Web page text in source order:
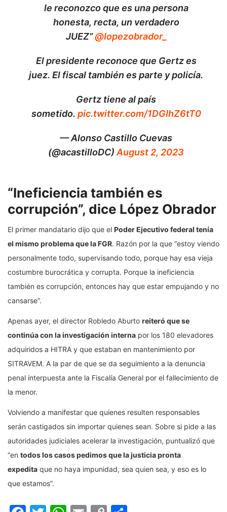
le reconozco que es una persona
honesta, recta, un verdadero
JUEZ”@lopezobrador_
El presidente reconoce que Gertz es
juez. El fiscal también es parte y policía.
Gertz tiene al país
sometido. pic.twitter.com/1DGIhZ6tT0
— Alonso Castillo Cuevas
(@acastilloDC)August 2, 2023
“Ineficiencia también es
corrupción”, dice López Obrador
El primer mandatario dijo que el Poder Ejecutivo federal tenía
el mismo problema que la FGR. Razón por la que “estoy viendo
personalmente todo, supervisando todo, porque hay esa vieja
costumbre burocrática y corrupta. Porque la ineficiencia
también es corrupción, entonces hay que estar empujando y no
cansarse”.
Apenas ayer, el director Robledo Aburto reiteró que se
continúa con la investigación interna por los 180 elevadores
adquiridos a HITRA y que estaban en mantenimiento por
SITRAVEM. A la par de que se da seguimiento a la denuncia
penal interpuesta ante la Fiscalía General por el fallecimiento de
la menor.
Volviendo a manifestar que quienes resulten responsables
serán castigados sin importar quienes sean. Sobre si pide a las
autoridades judiciales acelerar la investigación, puntualizó que
“en todos los casos pedimos que la justicia pronta
expedita que no haya impunidad, sea quien sea, y eso es lo
que estamos”.